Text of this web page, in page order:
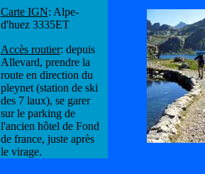
Carte IGN: Alpe-
d'huez 3335ET
Accès routier: depuis
Allevard, prendre la
route en direction du
pleynet (station de ski
des 7 laux), se garer
sur le parking de
l'ancien hôtel de Fond
de france, juste après
le virage.